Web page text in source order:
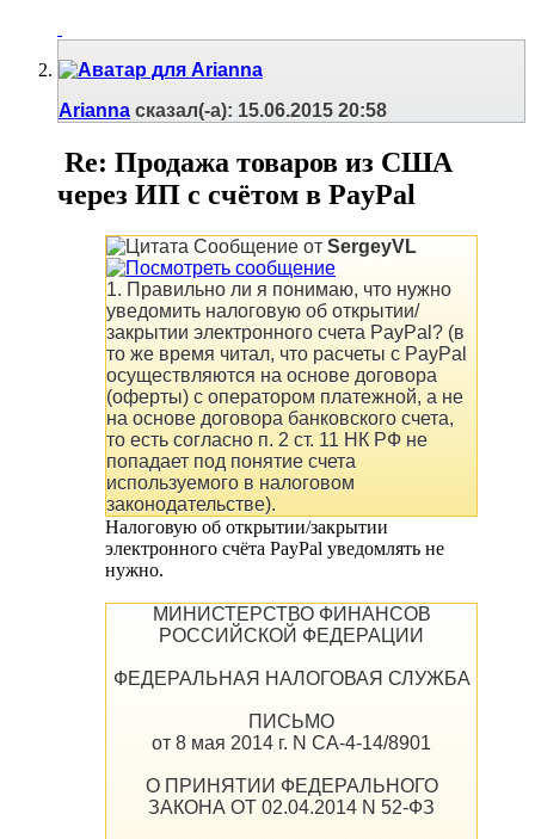
Arianna сказал(-а): 15.06.2015 20:58
Re: Продажа товаров из США
через ИП с счётом в PayPal
Сообщение от SergeyVL
1. Правильно ли я понимаю, что нужно
уведомить налоговую об открытии/
закрытии электронного счета PayPal? (в
то же время читал, что расчеты с PayPal
осуществляются на основе договора
(оферты) с оператором платежной, а не
на основе договора банковского счета,
то есть согласно п. 2 ст. 11 НК РФ не
попадает под понятие счета
используемого в налоговом
законодательстве).
Налоговую об открытии/закрытии
электронного счёта PayPal уведомлять не
нужно.
МИНИСТЕРСТВО ФИНАНСОВ
РОССИЙСКОЙ ФЕДЕРАЦИИ
ФЕДЕРАЛЬНАЯ НАЛОГОВАЯ СЛУЖБА
ПИСЬМО
от 8 мая 2014 г. N СА-4-14/8901
О ПРИНЯТИИ ФЕДЕРАЛЬНОГО
ЗАКОНА ОТ 02.04.2014 N 52-ФЗ